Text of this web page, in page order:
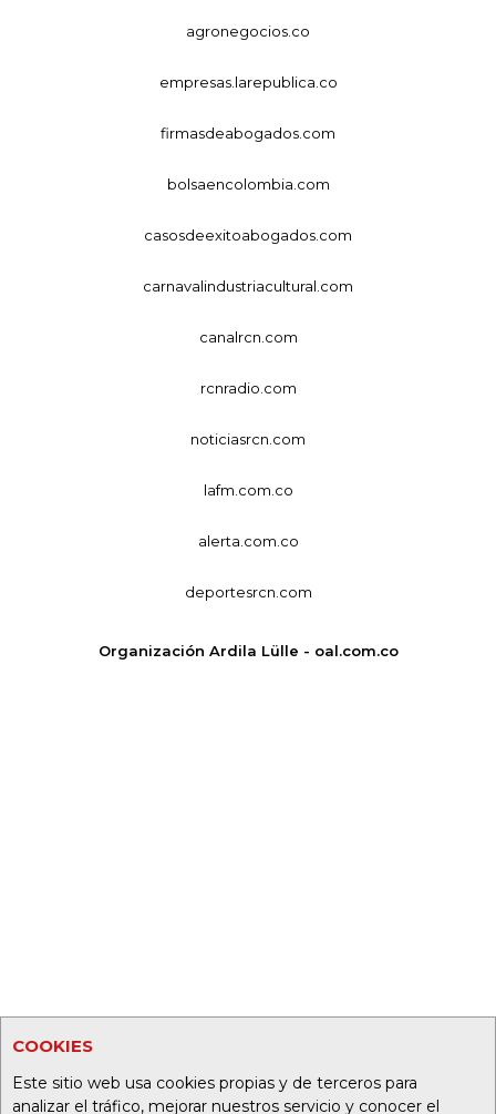
COOKIES
Este sitio web usa cookies propias y de terceros para
analizar el tráfico, mejorar nuestros servicio y conocer el
agronegocios.co
empresas.larepublica.co
firmasdeabogados.com
bolsaencolombia.com
casosdeexitoabogados.com
carnavalindustriacultural.com
canalrcn.com
rcnradio.com
noticiasrcn.com
lafm.com.co
alerta.com.co
deportesrcn.com
Organización Ardila Lülle - oal.com.co